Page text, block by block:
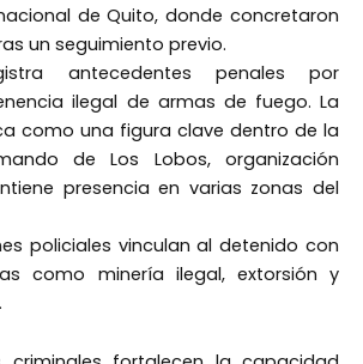
de Quito, donde concretaron
un seguimiento previo.
antecedentes penales por
ilegal de armas de fuego. La
como una figura clave dentro de la
de Los Lobos, organización
presencia en varias zonas del
policiales vinculan al detenido con
como minería ilegal, extorsión y